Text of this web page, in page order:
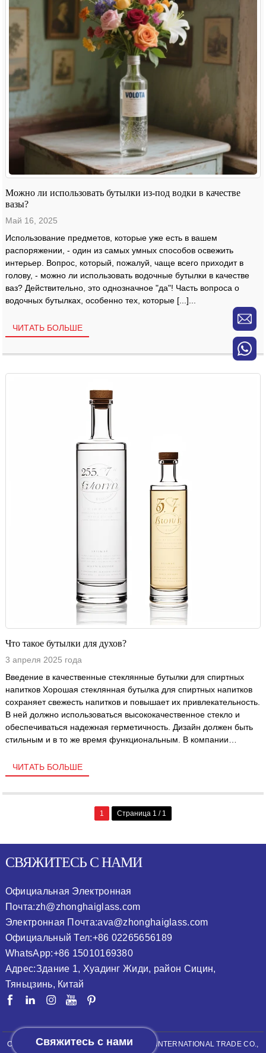
Можно ли использовать бутылки из-под водки в качестве
вазы?
Май 16, 2025
Использование предметов, которые уже есть в вашем
распоряжении, - один из самых умных способов освежить
интерьер. Вопрос, который, пожалуй, чаще всего приходит в
голову, - можно ли использовать водочные бутылки в качестве
ваз? Действительно, это однозначное "да"! Часть вопроса о
водочных бутылках, особенно тех, которые [...]...
ЧИТАТЬ БОЛЬШЕ
Что такое бутылки для духов?
3 апреля 2025 года
Введение в качественные стеклянные бутылки для спиртных
напитков Хорошая стеклянная бутылка для спиртных напитков
сохраняет свежесть напитков и повышает их привлекательность.
В ней должно использоваться высококачественное стекло и
обеспечиваться надежная герметичность. Дизайн должен быть
стильным и в то же время функциональным. В компании
виски и спиртных напитков, которые соответствуют этим
стандартам. Наши стеклянные бутылки для спиртных напитков
ЧИТАТЬ БОЛЬШЕ
1 Страница 1 / 1
Свяжитесь с нами
СВЯЖИТЕСЬ С НАМИ
Официальная Электронная
Почта:zh@zhonghaiglass.com
Электронная Почта:ava@zhonghaiglass.com
Официальный Тел:+86 02265656189
WhatsApp:+86 15010169380
Адрес:Здание 1, Хуадинг Жиди, район Сицин,
Тяньцзинь, Китай
COPYRIGHT © 2026ZHONGHAI (TIANJIN) INTERNATIONAL TRADE CO.,